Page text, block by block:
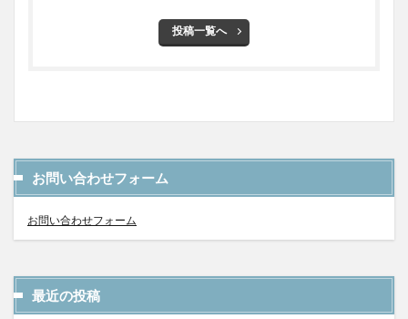
投稿一覧へ
お問い合わせフォーム
お問い合わせフォーム
最近の投稿